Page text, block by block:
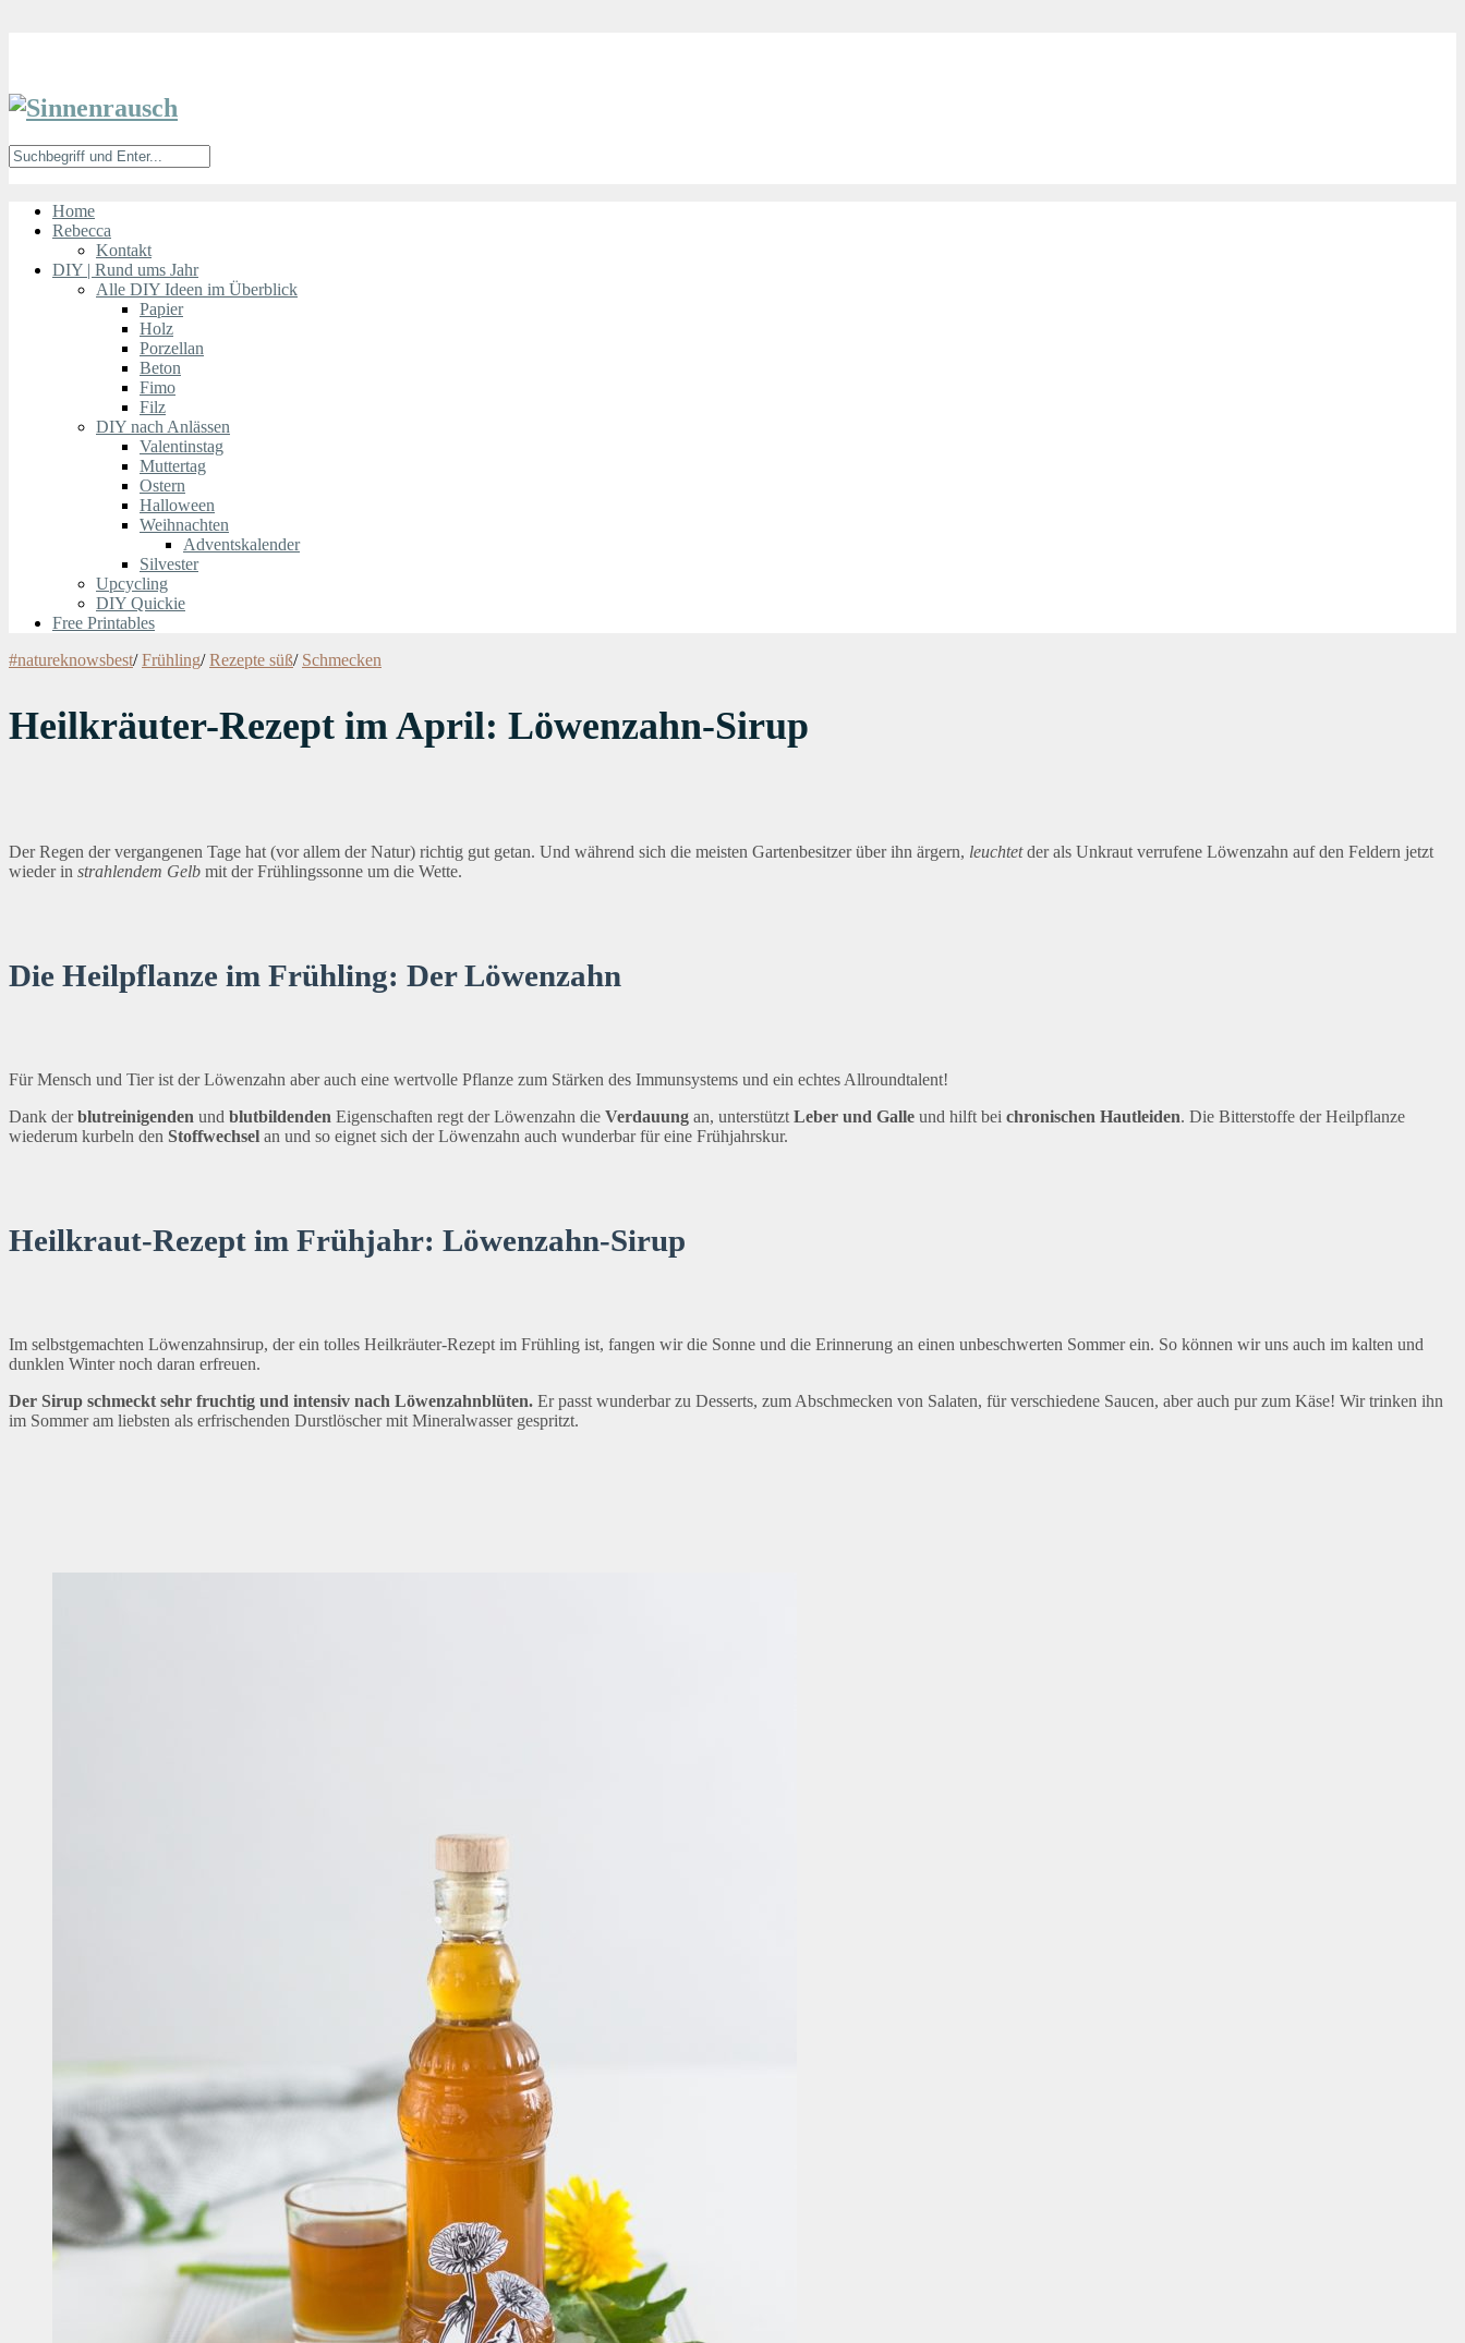
Home
Rebecca
Kontakt
DIY | Rund ums Jahr
Alle DIY Ideen im Überblick
Papier
Holz
Porzellan
Beton
Fimo
Filz
DIY nach Anlässen
Valentinstag
Muttertag
Ostern
Halloween
Weihnachten
Adventskalender
Silvester
Upcycling
DIY Quickie
Free Printables
#natureknowsbest/ Frühling/ Rezepte süß/ Schmecken
Heilkräuter-Rezept im April: Löwenzahn-Sirup
Der Regen der vergangenen Tage hat (vor allem der Natur) richtig gut getan. Und während sich die meisten Gartenbesitzer über ihn ärgern, leuchtetder als Unkraut verrufene Löwenzahn auf den Feldern jetzt
wieder in strahlendem Gelb mit der Frühlingssonne um die Wette.
Die Heilpflanze im Frühling: Der Löwenzahn
Für Mensch und Tier ist der Löwenzahn aber auch eine wertvolle Pflanze zum Stärken des Immunsystems und ein echtes Allroundtalent!
Dank derblutreinigenden und blutbildenden Eigenschaften regt der Löwenzahn die Verdauung an, unterstützt Leber und Galle und hilft bei chronischen Hautleiden. Die Bitterstoffe der Heilpflanze
wiederum kurbeln den Stoffwechsel an und so eignet sich der Löwenzahn auch wunderbar für eine Frühjahrskur.
Heilkraut-Rezept im Frühjahr: Löwenzahn-Sirup
Im selbstgemachten Löwenzahnsirup, der ein tolles Heilkräuter-Rezept im Frühling ist, fangen wir die Sonne und die Erinnerung an einen unbeschwerten Sommer ein. So können wir uns auch im kalten und
dunklen Winter noch daran erfreuen.
Der Sirup schmeckt sehr fruchtig und intensiv nach Löwenzahnblüten. Er passt wunderbar zu Desserts, zum Abschmecken von Salaten, für verschiedene Saucen, aber auch pur zum Käse! Wir trinken ihn
im Sommer am liebsten als erfrischenden Durstlöscher mit Mineralwasser gespritzt.